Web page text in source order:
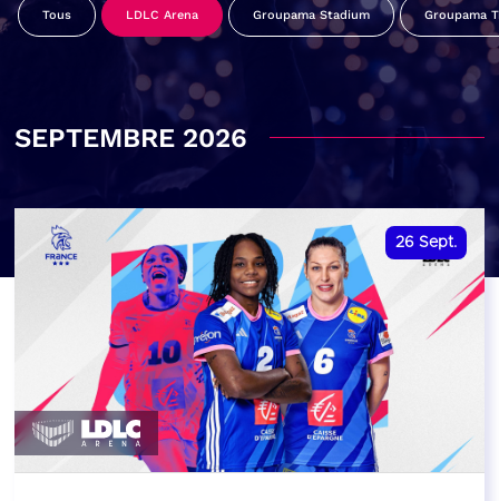
Tous LDLC Arena Groupama Stadium Groupama
SEPTEMBRE 2026
26 Sept.